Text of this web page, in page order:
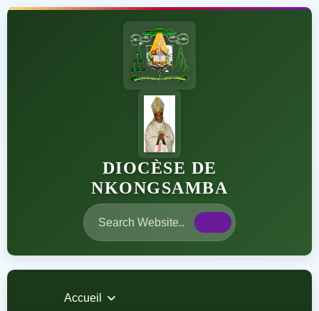
DIOCÈSE DE
NKONGSAMBA
Accueil